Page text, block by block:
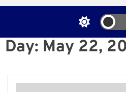
Day: May 22,